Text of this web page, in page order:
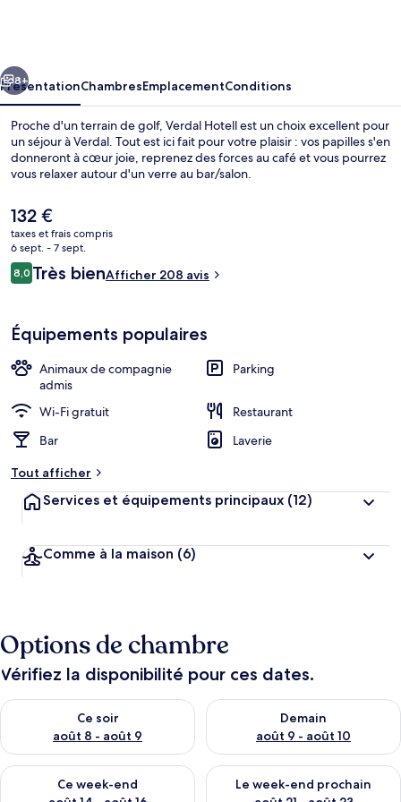
Réception
Suivant
8+
PrésentationChambresEmplacementConditions
Proche d'un terrain de golf, Verdal Hotell est un choix excellent pour
un séjour à Verdal. Tout est ici fait pour votre plaisir : vos papilles s'en
donneront à cœur joie, reprenez des forces au café et vous pourrez
vous relaxer autour d'un verre au bar/salon.
Le
prix
actuel
est
de
132 €
taxes et frais compris
6 sept. - 7 sept.
Avis
voyageurs
8,08,0 sur 10
Très bienAfficher 208 avis
Équipements populaires
Animaux de compagnie
admis
Parking
Wi-Fi gratuit
Restaurant
Bar
Laverie
Tout afficher
Services et équipements principaux (12)
Comme à la maison (6)
Options de chambre
Vérifiez la disponibilité pour ces dates.
Ce soir
août 8 - août 9
Vérifier la disponibilité pour ce soir août 8 - août 9
Demain
août 9 - août 10
Vérifier la disponibilité pour
Ce week-end
Vérifier la disponibilité pour ce week-end août 14 - août 16
Le week-end prochain
Vérifier la disponibilité pour